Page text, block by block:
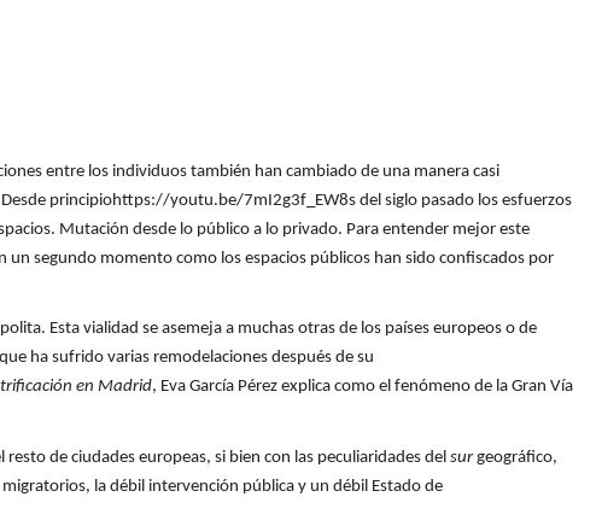
entre los individuos también han cambiado de una manera casi
Desde principiohttps://youtu.be/7mI2g3f_EW8s del siglo pasado los esfuerzos
Mutación desde lo público a lo privado. Para entender mejor este
un segundo momento como los espacios públicos han sido confiscados por
Esta vialidad se asemeja a muchas otras de los países europeos o de
ha sufrido varias remodelaciones después de su
en Madrid, Eva García Pérez explica como el fenómeno de la Gran Vía
de ciudades europeas, si bien con las peculiaridades del surgeográfico,
la débil intervención pública y un débil Estado de